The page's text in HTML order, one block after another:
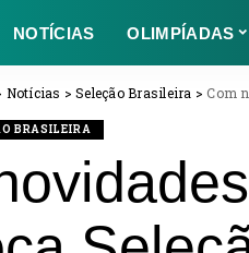
NOTÍCIAS OLIMPÍADAS
Notícias >Seleção Brasileira >Com
BRASILEIRA